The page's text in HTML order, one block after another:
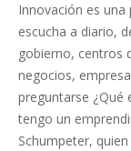
30
Innovación es una
escucha a diario,
gobierno, centros
negocios,
preguntarse ¿Qué
tengo un
Schumpeter,